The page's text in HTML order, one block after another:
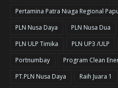
Pertamina Patra Niaga Regional
PLN Nusa Daya
PLN Nusa Dua
PLN ULP Timika
PLN UP3 /ULP
Portnumbay
Program Clean
PT.PLN Nusa Daya
Raih Juara 1